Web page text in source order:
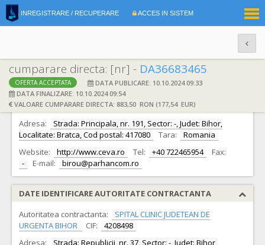
INREGISTRARE / RECUPERARE ACCES IN SISTEM
cumparare directa: [nr] - DA36683465
OFERTA ACCEPTATA
DATA PUBLICARE: 10.10.2024 09:33
DATA FINALIZARE: 10.10.2024 09:54
VALOARE CUMPARARE DIRECTA: 883,50 RON (177,54 EUR)
DATE IDENTIFICARE OFERTANT
Ofertant: S.C. PARHAN COM S.R.L. CIF: 4491776
Adresa:
Strada: Principala, nr. 191, Sector: -, Judet: Bihor,
Localitate: Bratca, Cod postal: 417080
Tara:
Romania
Website:
http://www.ceva.ro Tel: +40 722465954
Fax:
-
E-mail: birou@parhancom.ro
DATE IDENTIFICARE AUTORITATE CONTRACTANTA
Autoritatea contractanta:
SPITAL CLINIC JUDETEAN DE
URGENTA BIHOR
CIF:
4208498
Adresa:
Strada: Republicii, nr. 37, Sector: -, Judet: Bihor,